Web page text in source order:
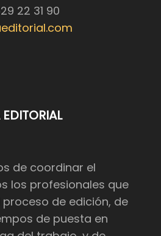
22 31 90
de coordinar el
los profesionales que
de edición, de
de puesta en